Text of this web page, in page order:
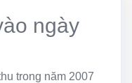
ngày
trong năm 2007